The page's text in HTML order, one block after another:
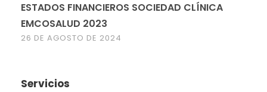
ESTADOS FINANCIEROS SOCIEDAD CLÍNICA
EMCOSALUD 2023
26 DE AGOSTO DE 2024
Servicios